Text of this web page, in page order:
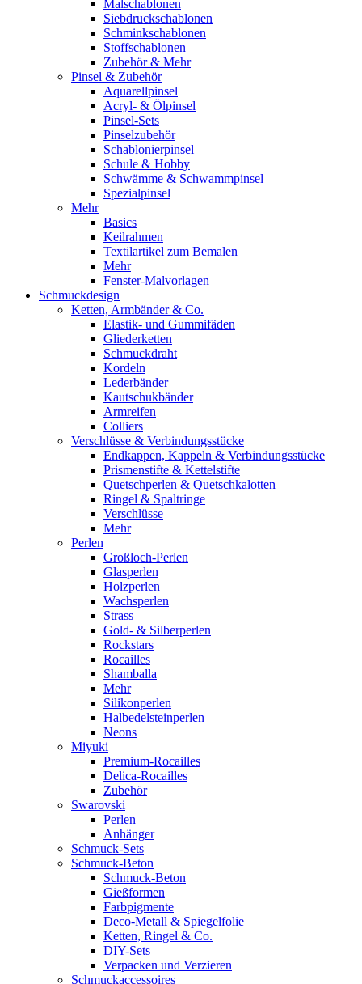
Malschablonen
Siebdruckschablonen
Schminkschablonen
Stoffschablonen
Zubehör & Mehr
Pinsel & Zubehör
Aquarellpinsel
Acryl- & Ölpinsel
Pinsel-Sets
Pinselzubehör
Schablonierpinsel
Schule & Hobby
Schwämme & Schwammpinsel
Spezialpinsel
Mehr
Basics
Keilrahmen
Textilartikel zum Bemalen
Mehr
Fenster-Malvorlagen
Schmuckdesign
Ketten, Armbänder & Co.
Elastik- und Gummifäden
Gliederketten
Schmuckdraht
Kordeln
Lederbänder
Kautschukbänder
Armreifen
Colliers
Verschlüsse & Verbindungsstücke
Endkappen, Kappeln & Verbindungsstücke
Prismenstifte & Kettelstifte
Quetschperlen & Quetschkalotten
Ringel & Spaltringe
Verschlüsse
Mehr
Perlen
Großloch-Perlen
Glasperlen
Holzperlen
Wachsperlen
Strass
Gold- & Silberperlen
Rockstars
Rocailles
Shamballa
Mehr
Silikonperlen
Halbedelsteinperlen
Neons
Miyuki
Premium-Rocailles
Delica-Rocailles
Zubehör
Swarovski
Perlen
Anhänger
Schmuck-Sets
Schmuck-Beton
Schmuck-Beton
Gießformen
Farbpigmente
Deco-Metall & Spiegelfolie
Ketten, Ringel & Co.
DIY-Sets
Verpacken und Verzieren
Schmuckaccessoires